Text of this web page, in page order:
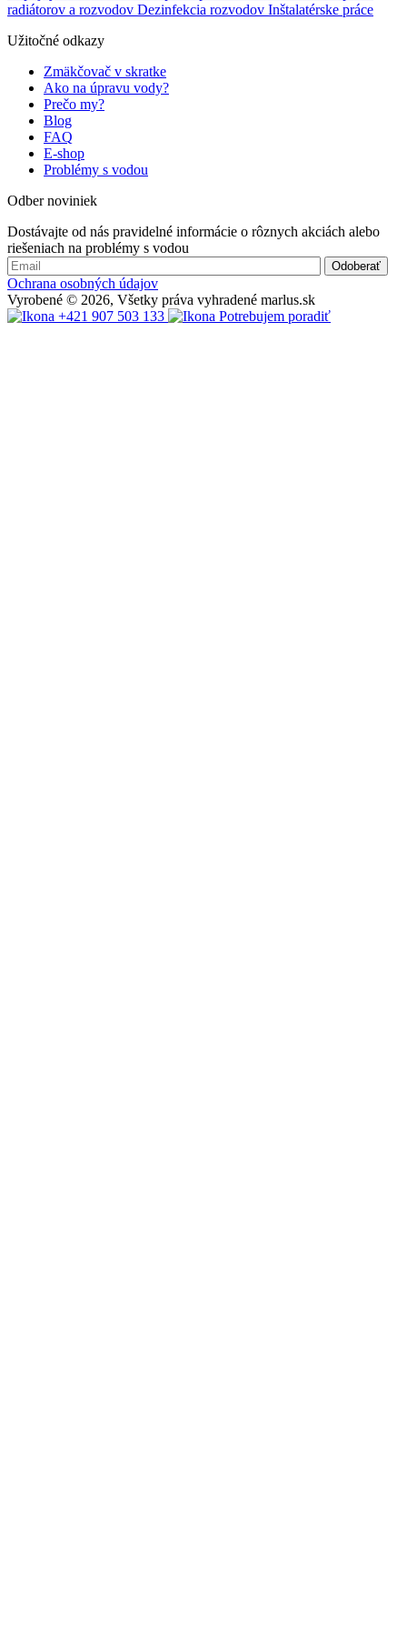
⭐⭐⭐⭐
⭐⭐⭐
Smart riadenie
⭐⭐⭐⭐
⭐⭐⭐⭐
Servisná sieť
⭐⭐⭐⭐
Ekonomická návratnosť
⭐⭐⭐
⭐⭐⭐⭐
Samsung je silný tam, kde ide o vyššiu robustnosť, prémiové
radiátorov a rozvodov Dezinfekcia rozvodov Inštalatérske práce
Užitočné odkazy
Zmäkčovač v skratke
Ako na úpravu vody?
Prečo my?
Blog
FAQ
E-shop
Problémy s vodou
Odber noviniek
Dostávajte od nás pravidelné informácie o rôznych akciách alebo
riešeniach na problémy s vodou
Ochrana osobných údajov
Vyrobené © 2026, Všetky práva vyhradené marlus.sk
+421 907 503 133
Potrebujem poradiť